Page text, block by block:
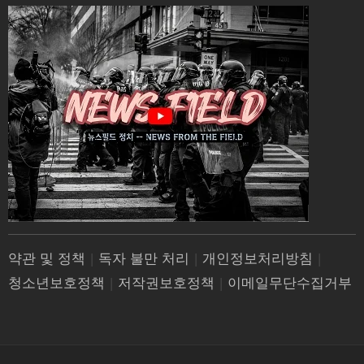
약관 및 정책 | 독자 불만 처리 | 개인정보처리방침 |
청소년보호정책 | 저작권보호정책 | 이메일무단수집거부